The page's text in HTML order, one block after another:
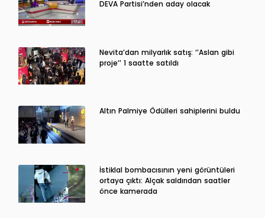
DEVA Partisi’nden aday olacak
Nevita’dan milyarlık satış: ‘’Aslan gibi
proje’’ 1 saatte satıldı
Altın Palmiye Ödülleri sahiplerini buldu
İstiklal bombacısının yeni görüntüleri
ortaya çıktı: Alçak saldırıdan saatler
önce kamerada